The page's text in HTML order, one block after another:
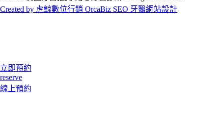
Created by 虎鯨數位行銷 OrcaBiz SEO 牙醫網站設計
立即預約
reserve
線上預約